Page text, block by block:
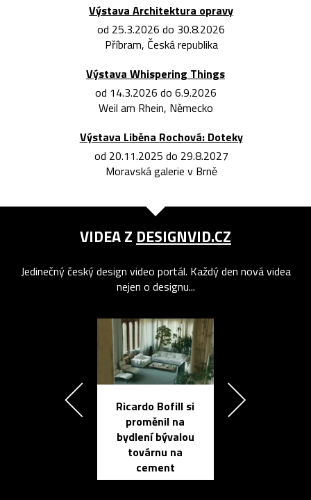
Výstava Architektura opravy
od 25.3.2026 do 30.8.2026
Příbram, Česká republika
Výstava Whispering Things
od 14.3.2026 do 6.9.2026
Weil am Rhein, Německo
Výstava Liběna Rochová: Doteky
od 20.11.2025 do 29.8.2027
Moravská galerie v Brně
VIDEA Z DESIGNVID.CZ
Jedinečný český design video portál. Každý den nová videa
nejen o designu...
Ricardo Bofill si
proměnil na
bydlení bývalou
továrnu na
cement